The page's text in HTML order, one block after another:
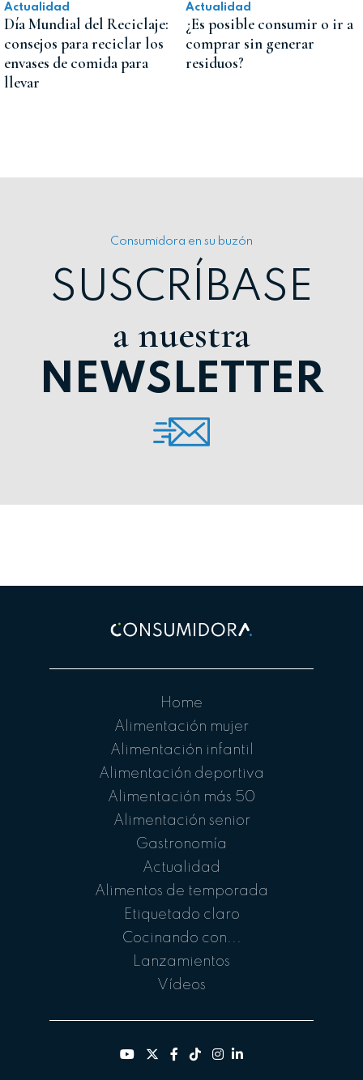
Actualidad
Día Mundial del Reciclaje:
consejos para reciclar los
envases de comida para
llevar
Actualidad
¿Es posible consumir o ir a
comprar sin generar
residuos?
Consumidora en su buzón
SUSCRÍBASE
a nuestra
NEWSLETTER
Home
Alimentación mujer
Alimentación infantil
Alimentación deportiva
Alimentación más 50
Alimentación senior
Gastronomía
Actualidad
Alimentos de temporada
Etiquetado claro
Cocinando con...
Lanzamientos
Vídeos